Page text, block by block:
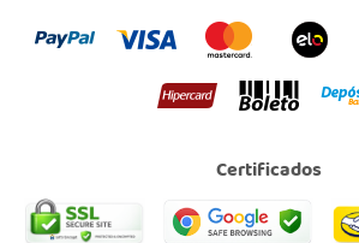
Certificados